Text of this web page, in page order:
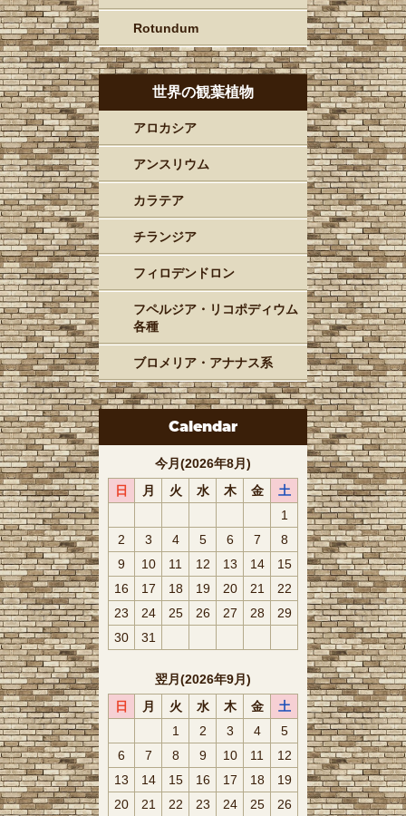
Rotundum
世界の観葉植物
アロカシア
アンスリウム
カラテア
チランジア
フィロデンドロン
フペルジア・リコポディウム
各種
ブロメリア・アナナス系
Calendar
今月(2026年8月)
日
月 火 水 木 金
土
1
2
3 4 5 6 7
8
9
10 11 12 13 14
15
16
17 18 19 20 21
22
23
24 25 26 27 28
29
30
31
翌月(2026年9月)
日
月 火 水 木 金
土
1
2 3 4
5
6
7 8 9 10 11
12
13
14 15 16 17 18
19
20
21 22 23 24 25 26